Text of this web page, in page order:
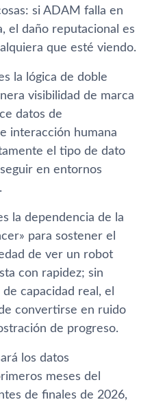
si ADAM falla en
el daño reputacional es
que esté viendo.
la lógica de doble
visibilidad de marca
datos de
interacción humana
el tipo de dato
en entornos
la dependencia de la
para sostener el
de ver un robot
con rapidez; sin
capacidad real, el
convertirse en ruido
de progreso.
los datos
meses del
de finales de 2026,